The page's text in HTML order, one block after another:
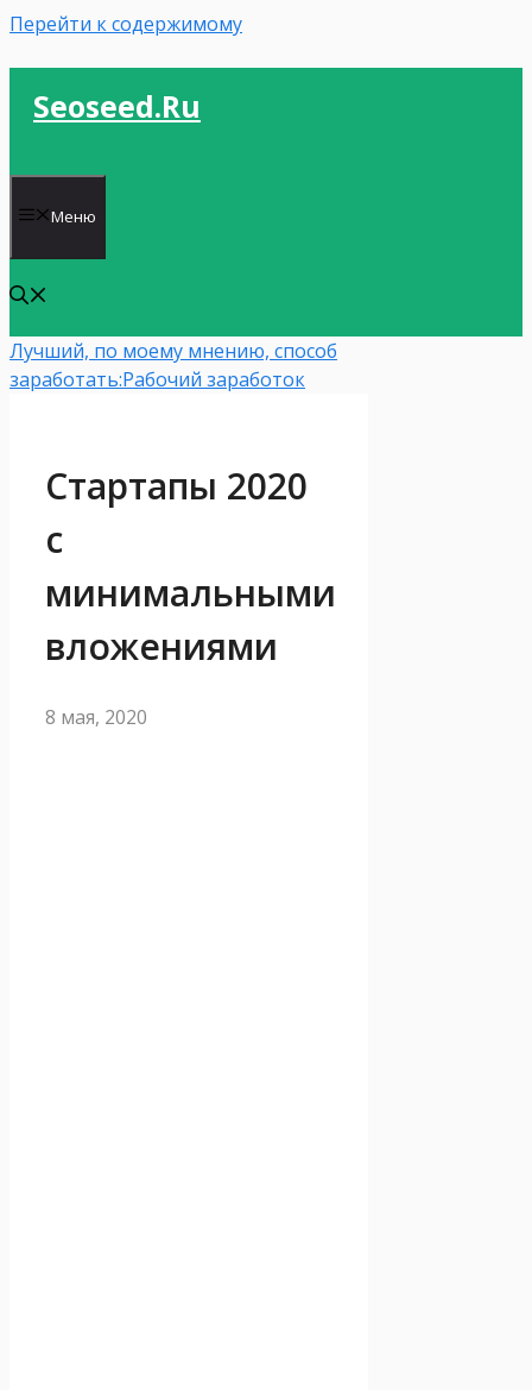
Перейти к содержимому
Seoseed.ru
Меню
Лучший, по моему мнению, способ
заработать:Рабочий заработок
Стартапы 2020
с
минимальными
вложениями
8 мая, 2020